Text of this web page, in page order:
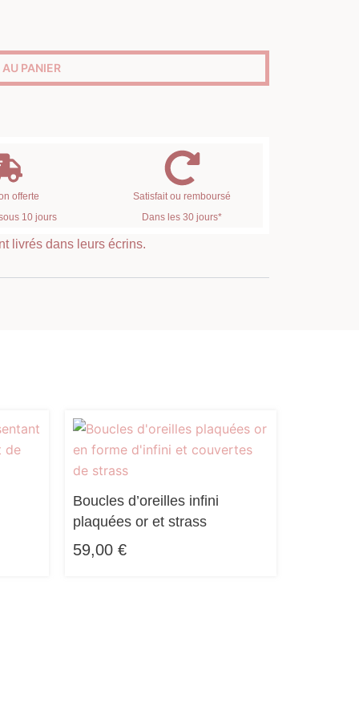
PANIER
offerte
10 jours
Satisfait ou remboursé
Dans les 30 jours*
livrés dans leurs écrins.
Boucles d’oreilles infini
plaquées or et strass
59,00€